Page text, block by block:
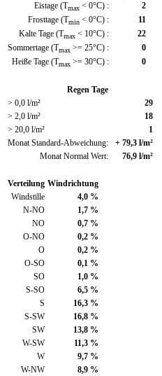
Eistage (Tmax < 0°C) :
2
Frosttage (Tmin < 0°C) :
11
Kalte Tage (Tmax < 10°C) :
22
Sommertage (Tmax >= 25°C) :
0
Heiße Tage (Tmax >= 30°C) : 0
Regen Tage
> 0,0 l/m²
29
> 2,0 l/m²
18
> 20,0 l/m²
1
Monat Standard-Abweichung:
+ 79,3 l/m²
Monat Normal Wert:
76,9 l/m²
Verteilung Windrichtung
Windstille
4,0 %
N-NO
1,7 %
NO
0,7 %
O-NO
0,2 %
O
0,2 %
O-SO
0,1 %
SO
1,0 %
S-SO
6,5 %
S
16,3 %
S-SW
16,8 %
SW
13,8 %
W-SW
11,3 %
W
9,7 %
W-NW
8,9 %